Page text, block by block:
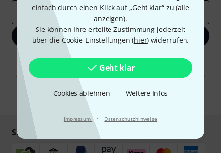
einfach durch einen Klick auf „Geht klar“ zu (alle
anzeigen).
Sie können Ihre erteilte Zustimmung jederzeit
über die Cookie-Einstellungen (hier) widerrufen.
Geht klar
Cookies ablehnen Weitere Infos
Impressum · Datenschutzhinweise
E-Mail-Adresse*
Jetzt anmelden
Mit Klick auf „Jetzt anmelden“ stimmen Sie dem Erhalt von E-Mail-
Werbung und einer Messung des E-Mail-Nutzungsverhaltens zu. Die
Abmeldung ist jederzeit möglich. Weitere Informationen finden Sie in
unseren
* Pflichtfeld
Sicher einkaufen & bezahlen